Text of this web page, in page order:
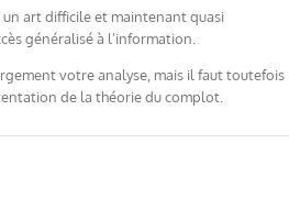
art difficile et maintenant quasi
généralisé à l’information.
votre analyse, mais il faut toutefois
de la théorie du complot.